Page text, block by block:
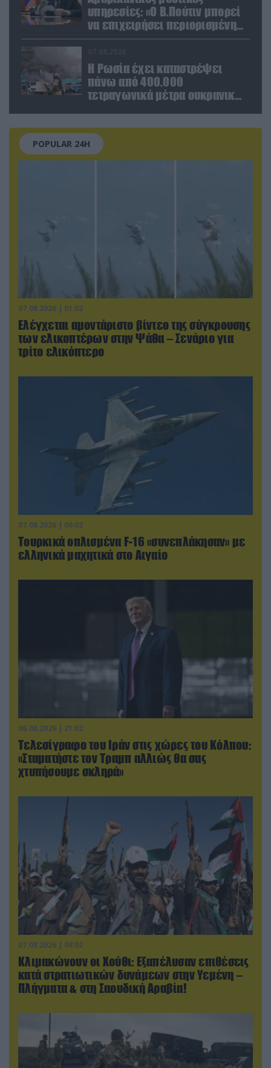
υπηρεσίες: «Ο Β.Πούτιν μπορεί
να επιχειρήσει περιορισμένη
στρατιωτική επιχείρηση στην
Η Ρωσία έχει καταστρέψει
πάνω από 400.000
τετραγωνικά μέτρα ουκρανικών
POPULAR 24H
07.08.2026 | 01:02
Ελέγχεται αμοντάριστο βίντεο της σύγκρουσης
των ελικοπτέρων στην Ψάθα – Σενάριο για
τρίτο ελικόπτερο
07.08.2026 | 00:02
Τουρκικά οπλισμένα F-16 «συνεπλάκησαν» με
ελληνικά μαχητικά στο Αιγαίο
06.08.2026 | 21:02
Τελεσίγραφο του Ιράν στις χώρες του Κόλπου:
«Σταματήστε τον Τραμπ αλλιώς θα σας
χτυπήσουμε σκληρά»
07.08.2026 | 08:02
Κλιμακώνουν οι Χούθι: Eξαπέλυσαν επιθέσεις
κατά στρατιωτικών δυνάμεων στην Υεμένη –
Πλήγματα & στη Σαουδική Αραβία!